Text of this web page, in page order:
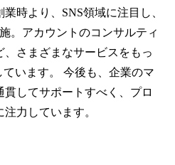
時より、SNS領域に注目し、
。アカウントのコンサルティ
さまざまなサービスをもっ
います。 今後も、企業のマ
してサポートすべく、プロ
力しています。